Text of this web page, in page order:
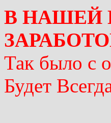
В НАШЕЙ
Так было с
Будет